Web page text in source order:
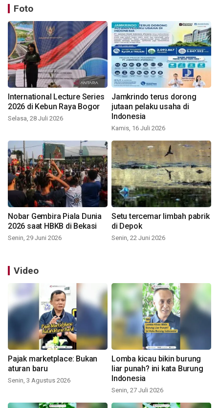
Foto
International Lecture Series
2026 di Kebun Raya Bogor
Selasa, 28 Juli 2026
Jamkrindo terus dorong
jutaan pelaku usaha di
Indonesia
Kamis, 16 Juli 2026
Nobar Gembira Piala Dunia
2026 saat HBKB di Bekasi
Senin, 29 Juni 2026
Setu tercemar limbah pabrik
di Depok
Senin, 22 Juni 2026
Video
Pajak marketplace: Bukan
aturan baru
Senin, 3 Agustus 2026
Lomba kicau bikin burung
liar punah? ini kata Burung
Indonesia
Senin, 27 Juli 2026